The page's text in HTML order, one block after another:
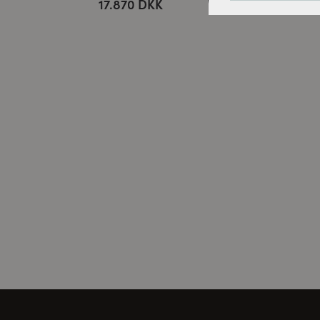
For løbende at
Disse cookies
17.870 DKK